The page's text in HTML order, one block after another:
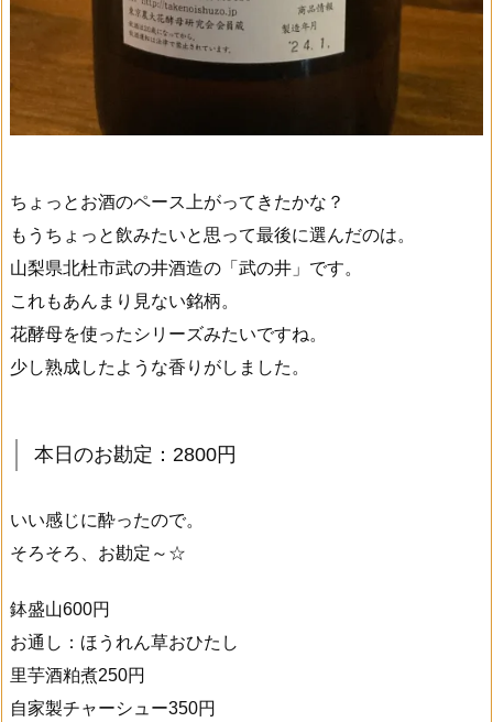
ちょっとお酒のペース上がってきたかな？
もうちょっと飲みたいと思って最後に選んだのは。
山梨県北杜市武の井酒造の「武の井」です。
これもあんまり見ない銘柄。
花酵母を使ったシリーズみたいですね。
少し熟成したような香りがしました。
本日のお勘定：2800円
いい感じに酔ったので。
そろそろ、お勘定～☆
鉢盛山600円
お通し：ほうれん草おひたし
里芋酒粕煮250円
自家製チャーシュー350円